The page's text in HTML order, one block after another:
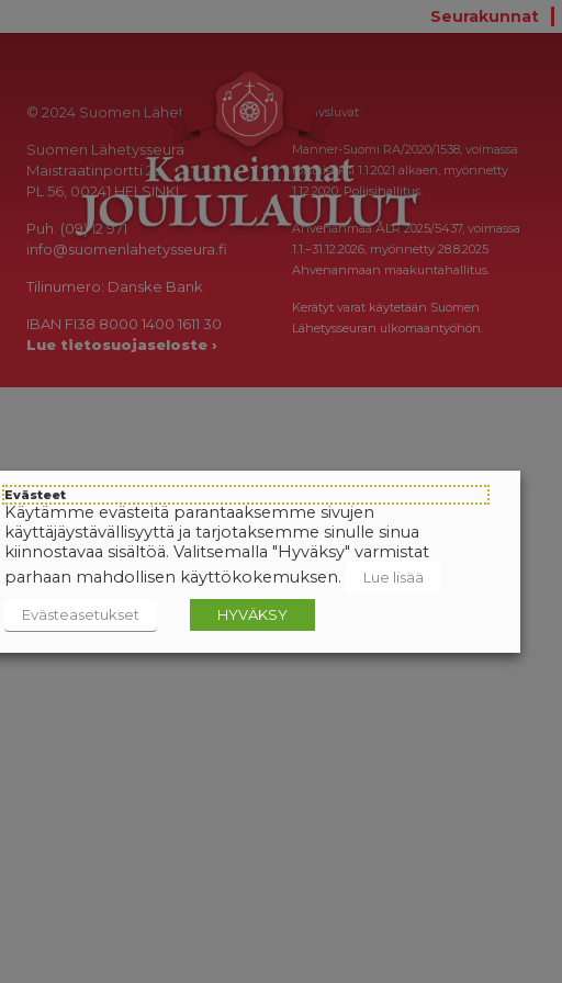
Seurakunnat
© 2024 Suomen Lähetysseura
Suomen Lähetysseura
Maistraatinportti 2a
PL 56, 00241 HELSINKI
Puh. (09) 12 971
info@suomenlahetysseura.fi
Tilinumero: Danske Bank
IBAN FI38 8000 1400 1611 30
Lue tietosuojaseloste ›
Keräysluvat:
Manner-Suomi RA/2020/1538, voimassa
toistaiseksi 1.1.2021 alkaen, myönnetty
1.12.2020, Poliisihallitus.
Ahvenanmaa ÅLR 2025/5437, voimassa
1.1.–31.12.2026, myönnetty 28.8.2025
Ahvenanmaan maakuntahallitus.
Kerätyt varat käytetään Suomen
Lähetysseuran ulkomaantyöhön.
Evästeet
Käytämme evästeitä parantaaksemme sivujen
käyttäjäystävällisyyttä ja tarjotaksemme sinulle sinua
kiinnostavaa sisältöä. Valitsemalla "Hyväksy" varmistat
parhaan mahdollisen käyttökokemuksen.
Lue lisää
Evästeasetukset HYVÄKSY